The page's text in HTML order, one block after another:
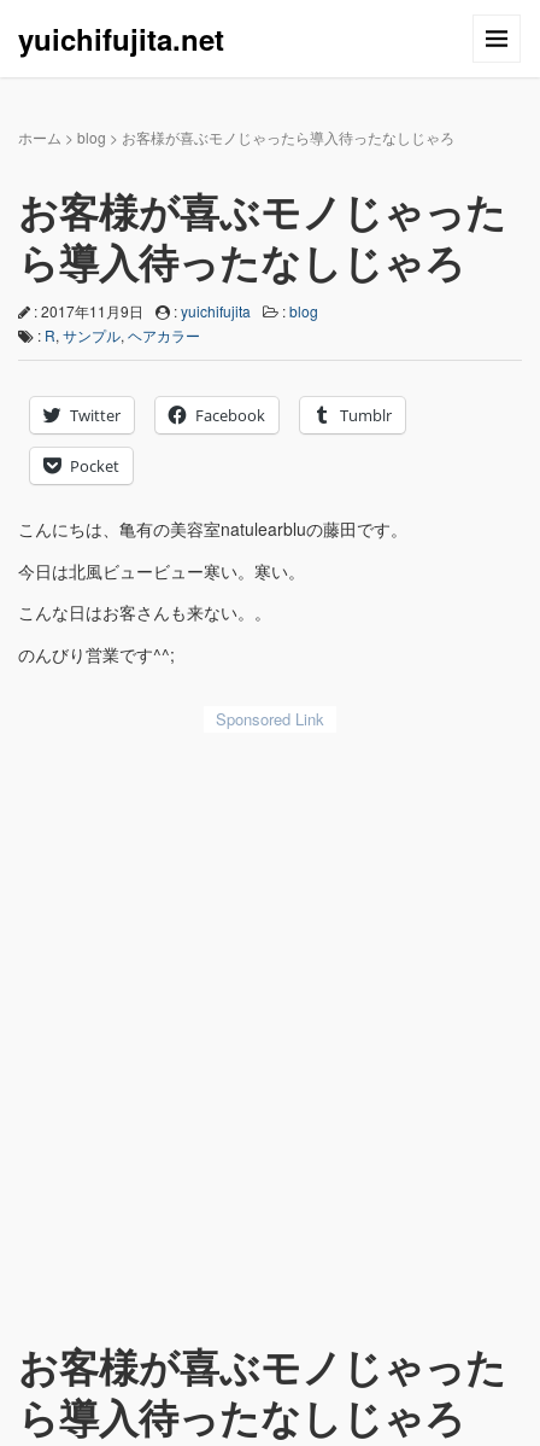
yuichifujita.net
ホーム > blog > お客様が喜ぶモノじゃったら導入待ったなしじゃろ
お客様が喜ぶモノじゃった
ら導入待ったなしじゃろ
: 2017年11月9日 :yuichifujita :blog
: R, サンプル, ヘアカラー
Twitter Facebook Tumblr
Pocket
こんにちは、亀有の美容室natulearbluの藤田です。
今日は北風ビュービュー寒い。寒い。
こんな日はお客さんも来ない。。
のんびり営業です^^;
お客様が喜ぶモノじゃった
ら導入待ったなしじゃろ